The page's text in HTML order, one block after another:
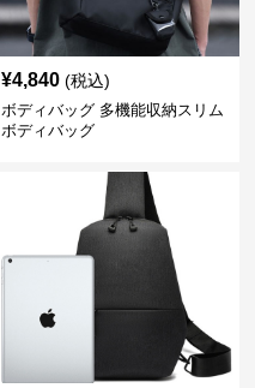
¥4,840 (税込)
ボディバッグ 多機能収納スリム
ボディバッグ